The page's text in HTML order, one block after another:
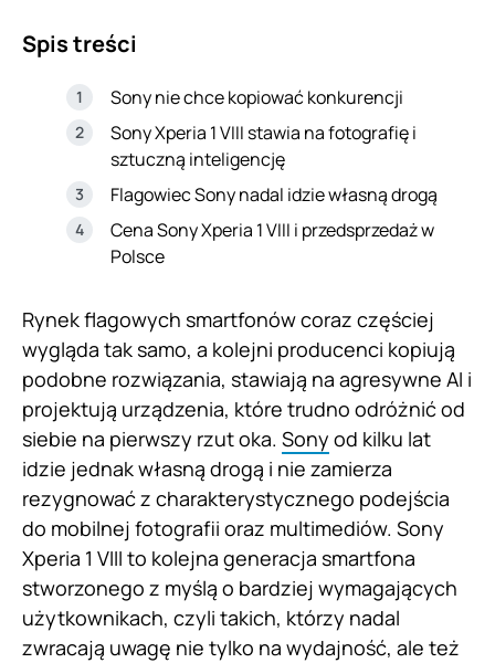
Spis treści
Sony nie chce kopiować konkurencji
Sony Xperia 1 VIII stawia na fotografię i
sztuczną inteligencję
Flagowiec Sony nadal idzie własną drogą
Cena Sony Xperia 1 VIII i przedsprzedaż w
Polsce
Rynek flagowych smartfonów coraz częściej
wygląda tak samo, a kolejni producenci kopiują
podobne rozwiązania, stawiają na agresywne AI i
projektują urządzenia, które trudno odróżnić od
siebie na pierwszy rzut oka. Sony od kilku lat
idzie jednak własną drogą i nie zamierza
rezygnować z charakterystycznego podejścia
do mobilnej fotografii oraz multimediów. Sony
Xperia 1 VIII to kolejna generacja smartfona
stworzonego z myślą o bardziej wymagających
użytkownikach, czyli takich, którzy nadal
zwracają uwagę nie tylko na wydajność, ale też